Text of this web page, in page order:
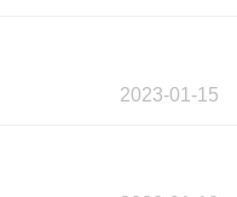
2023-01-15